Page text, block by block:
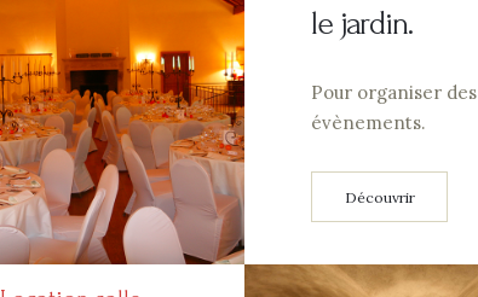
le jardin.
Pour organiser des
évènements.
Découvrir